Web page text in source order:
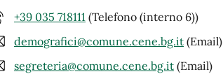
+39 035 718111 (Telefono (interno 6))
demografici@comune.cene.bg.it (Email)
segreteria@comune.cene.bg.it (Email)